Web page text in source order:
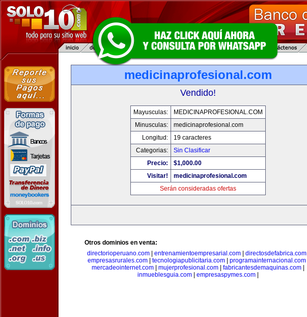
medicinaprofesional.com
Vendido!
Mayusculas:
MEDICINAPROFESIONAL.COM
Minusculas:
medicinaprofesional.com
Longitud:
19 caracteres
Categorias:
Sin Clasificar
Precio:
$1,000.00
Visitar!
medicinaprofesional.com
Serán consideradas ofertas
Otros dominios en venta:
directorioperuano.com| entrenamientoempresarial.com| directosdefabrica.com|
empresasrurales.com| tecnologiapublicitaria.com| programainternacional.com|
mercadeointernet.com
mujerprofesional.com fabricantesdemaquinas.com
inmueblesguia.com
empresaspymes.com